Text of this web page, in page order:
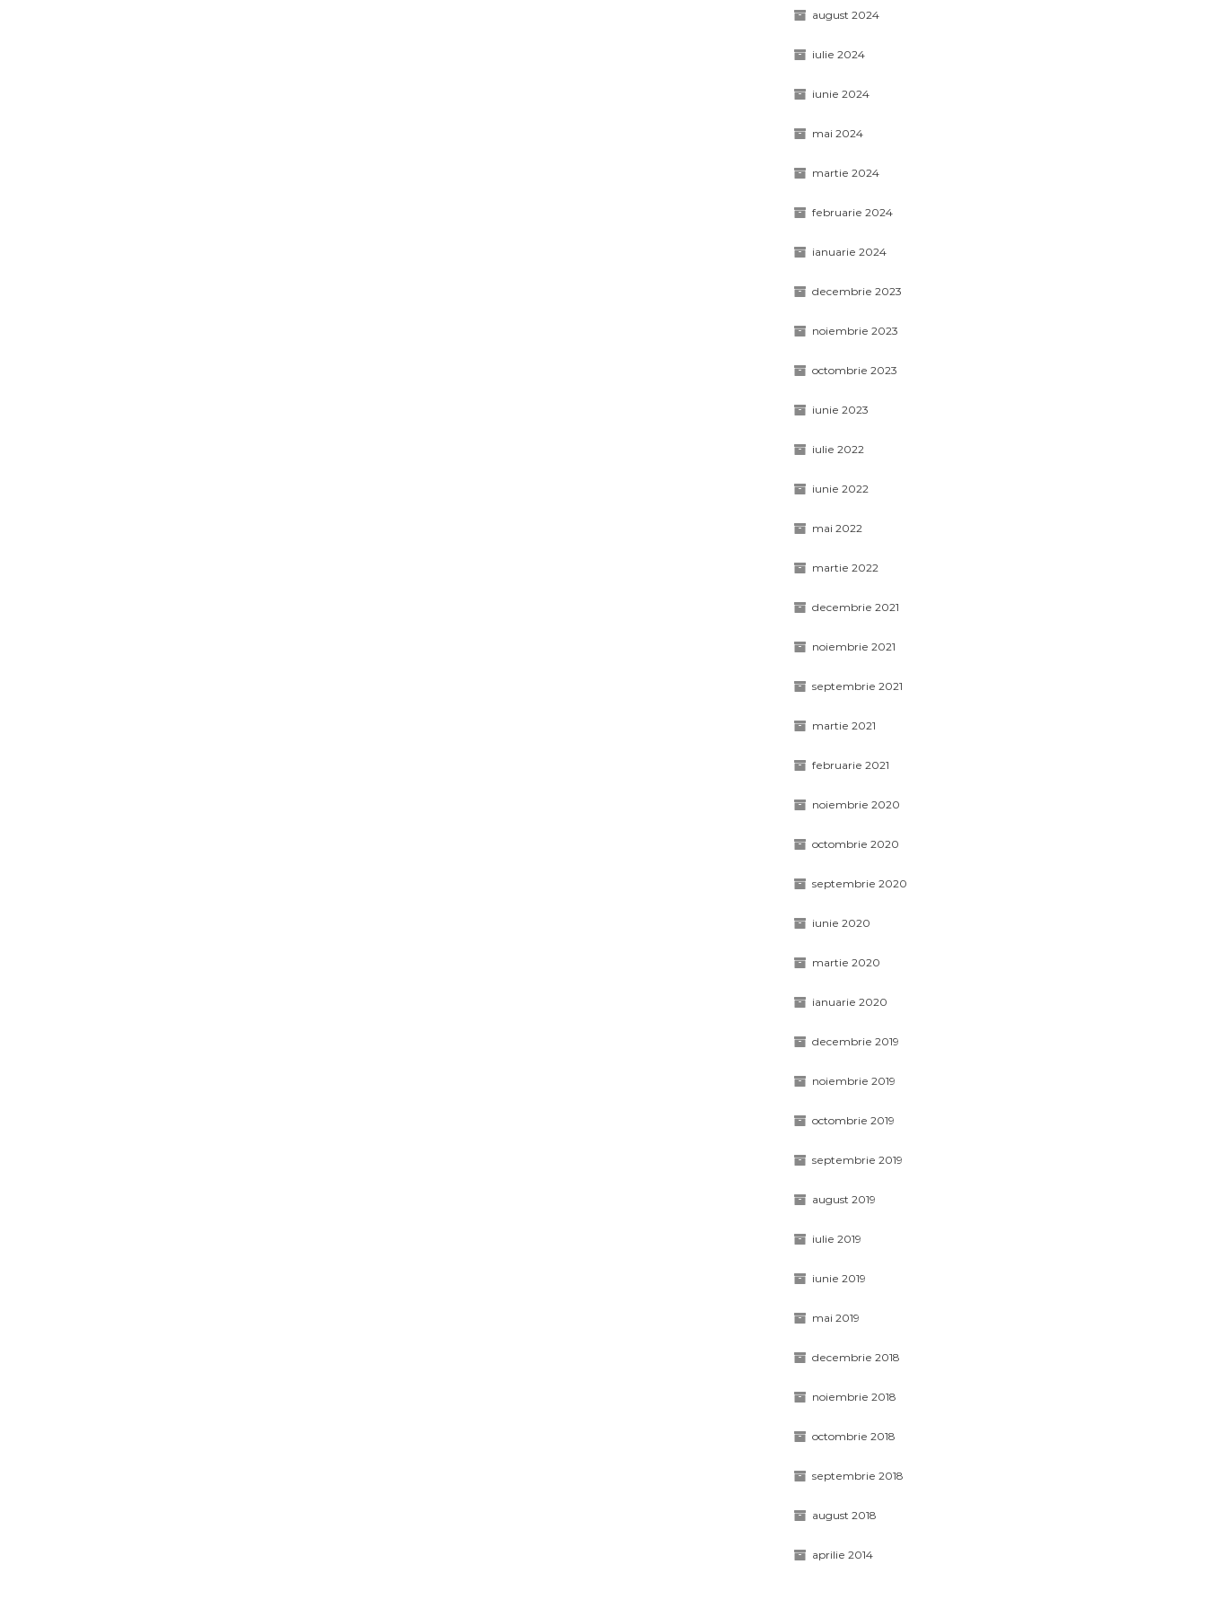
august 2024
iulie 2024
iunie 2024
mai 2024
martie 2024
februarie 2024
ianuarie 2024
decembrie 2023
noiembrie 2023
octombrie 2023
iunie 2023
iulie 2022
iunie 2022
mai 2022
martie 2022
decembrie 2021
noiembrie 2021
septembrie 2021
martie 2021
februarie 2021
noiembrie 2020
octombrie 2020
septembrie 2020
iunie 2020
martie 2020
ianuarie 2020
decembrie 2019
noiembrie 2019
octombrie 2019
septembrie 2019
august 2019
iulie 2019
iunie 2019
mai 2019
decembrie 2018
noiembrie 2018
octombrie 2018
septembrie 2018
august 2018
aprilie 2014